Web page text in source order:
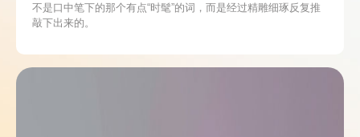
不是口中笔下的那个有点“时髦”的词，而是经过精雕细琢反复推
敲下出来的。